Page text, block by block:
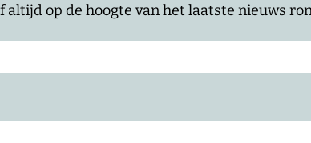
op de hoogte van het laatste nieuws